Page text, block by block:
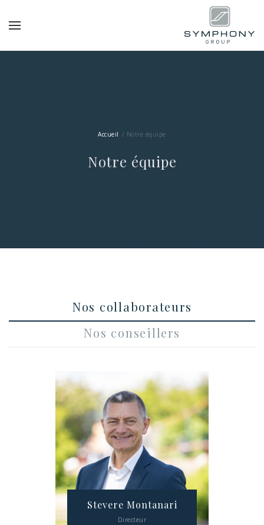
Accueil Notre équipe
Notre équipe
Nos collaborateurs
Nos conseillers
Stevere Montanari
Directeur